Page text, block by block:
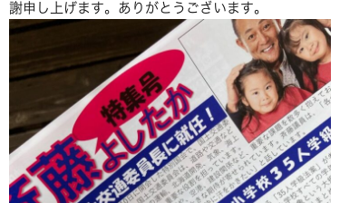
謝申し上げます。ありがとうございます。